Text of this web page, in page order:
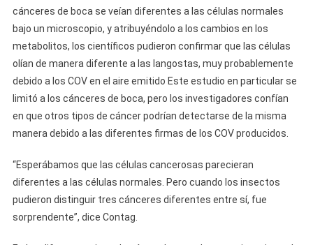
cánceres de boca se veían diferentes a las células normales
bajo un microscopio, y atribuyéndolo a los cambios en los
metabolitos, los científicos pudieron confirmar que las células
olían de manera diferente a las langostas, muy probablemente
debido a los COV en el aire emitido Este estudio en particular se
limitó a los cánceres de boca, pero los investigadores confían
en que otros tipos de cáncer podrían detectarse de la misma
manera debido a las diferentes firmas de los COV producidos.
“Esperábamos que las células cancerosas parecieran
diferentes a las células normales. Pero cuando los insectos
pudieron distinguir tres cánceres diferentes entre sí, fue
sorprendente”, dice Contag.